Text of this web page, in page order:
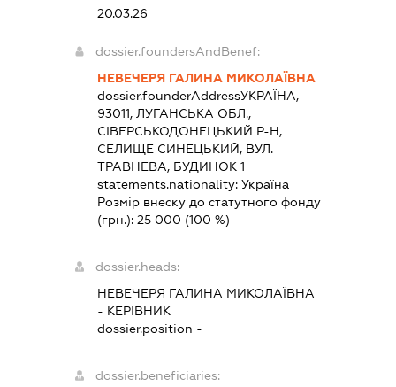
20.03.26
dossier.foundersAndBenef:
НЕВЕЧЕРЯ ГАЛИНА МИКОЛАЇВНА
dossier.founderAddressУКРАЇНА,
93011, ЛУГАНСЬКА ОБЛ.,
СІВЕРСЬКОДОНЕЦЬКИЙ Р-Н,
СЕЛИЩЕ СИНЕЦЬКИЙ, ВУЛ.
ТРАВНЕВА, БУДИНОК 1
statements.nationality:Україна
Розмір внеску до статутного фонду
(грн.):25 000 (100 %)
dossier.heads:
НЕВЕЧЕРЯ ГАЛИНА МИКОЛАЇВНА
- КЕРІВНИК
dossier.position -
dossier.beneficiaries: